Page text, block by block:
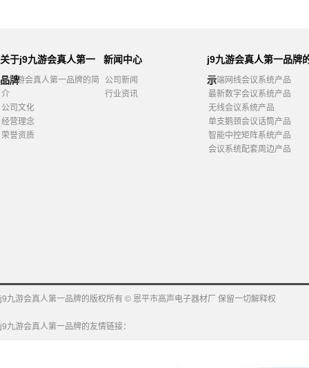
关于j9九游会真人第一
品牌
j9九游会真人第一品牌的简
介
公司文化
经营理念
荣誉资质
新闻中心
公司新闻
行业资讯
j9九游会真人第一品牌
示
高端网线会议系统产品
最新数字会议系统产品
无线会议系统产品
单支鹅颈会议话筒产品
智能中控矩阵系统产品
会议系统配套周边产品
j9九游会真人第一品牌的版权所有 © 恩平市高声电子器材厂 保留一切解释权
j9九游会真人第一品牌的友情链接：